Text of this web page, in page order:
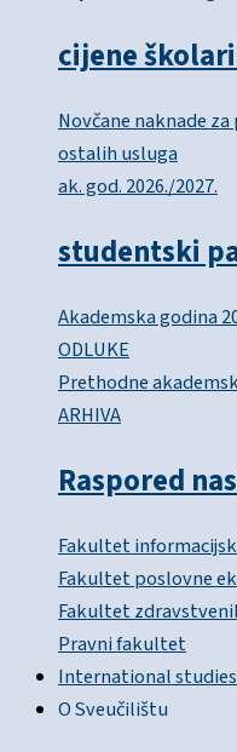
cijene
Novčane naknade
ostalih usluga
ak. god. 2026./2027.
studentski
Akademska godina
ODLUKE
Prethodne
ARHIVA
Raspored
Fakultet
Fakultet poslovne
Fakultet
Pravni fakultet
International studies
O Sveučilištu